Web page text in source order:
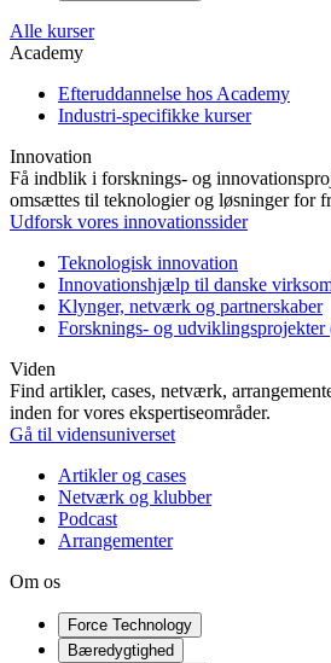
Alle kurser
Academy
Efteruddannelse hos Academy
Industri-specifikke kurser
Innovation
Få indblik i forsknings- og
omsættes til teknologier og løsninger for
Udforsk vores innovationssider
Teknologisk innovation
Innovationshjælp til danske
Klynger, netværk og partnerskaber
Forsknings- og udviklingsprojekter
Viden
Find artikler, cases, netværk,
inden for vores ekspertiseområder.
Gå til vidensuniverset
Artikler og cases
Netværk og klubber
Podcast
Arrangementer
Om os
Force Technology
Bæredygtighed